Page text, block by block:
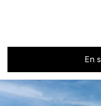
En